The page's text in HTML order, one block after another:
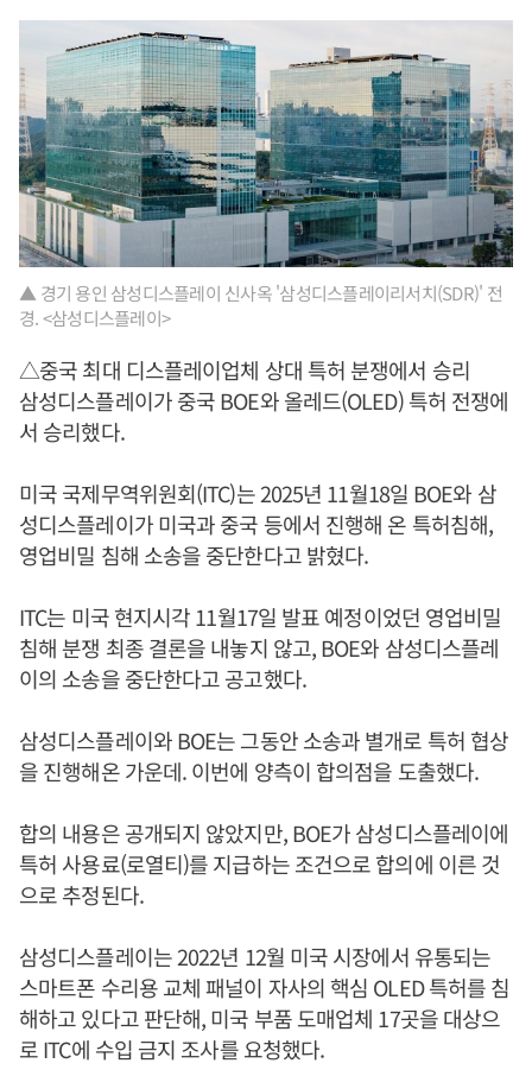
▲ 경기 용인 삼성디스플레이 신사옥 '삼성디스플레이리서치(SDR)' 전
경. <삼성디스플레이>
△중국 최대 디스플레이업체 상대 특허 분쟁에서 승리
삼성디스플레이가 중국 BOE와 올레드(OLED) 특허 전쟁에
서 승리했다.
미국 국제무역위원회(ITC)는 2025년 11월18일 BOE와 삼
성디스플레이가 미국과 중국 등에서 진행해 온 특허침해,
영업비밀 침해 소송을 중단한다고 밝혔다.
ITC는 미국 현지시각 11월17일 발표 예정이었던 영업비밀
침해 분쟁 최종 결론을 내놓지 않고, BOE와 삼성디스플레
이의 소송을 중단한다고 공고했다.
삼성디스플레이와 BOE는 그동안 소송과 별개로 특허 협상
을 진행해온 가운데. 이번에 양측이 합의점을 도출했다.
합의 내용은 공개되지 않았지만, BOE가 삼성디스플레이에
특허 사용료(로열티)를 지급하는 조건으로 합의에 이른 것
으로 추정된다.
삼성디스플레이는 2022년 12월 미국 시장에서 유통되는
스마트폰 수리용 교체 패널이 자사의 핵심 OLED 특허를 침
해하고 있다고 판단해, 미국 부품 도매업체 17곳을 대상으
로 ITC에 수입 금지 조사를 요청했다.